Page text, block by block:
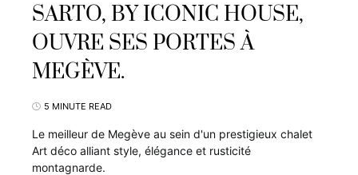
SARTO, BY ICONIC HOUSE,
OUVRE SES PORTES À
MEGÈVE.
5 MINUTE READ
Le meilleur de Megève au sein d'un prestigieux chalet
Art déco alliant style, élégance et rusticité
montagnarde.